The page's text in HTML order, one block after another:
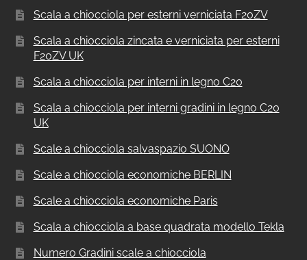
Scala a chiocciola per esterni verniciata F20ZV
Scala a chiocciola zincata e verniciata per esterni
F20ZV UK
Scala a chiocciola per interni in legno C20
Scala a chiocciola per interni gradini in legno C20
UK
Scale a chiocciola salvaspazio SUONO
Scale a chiocciola economiche BERLIN
Scale a chiocciola economiche Paris
Scala a chiocciola a base quadrata modello Tekla
Numero Gradini scale a chiocciola